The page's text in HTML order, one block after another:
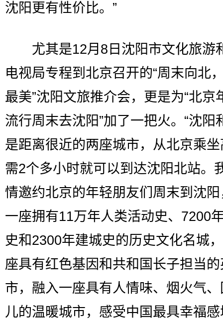
沈阳更有性价比。”
尤其是12月8日沈阳市文化旅游
电视局专程到北京召开的“周末向北
最美”沈阳文旅推介会，更是为“北京
流行周末去沈阳”加了一把火。“沈阳
是距离很近的两座城市，从北京乘
需2个多小时就可以到达沈阳北站。
情邀约北京的年轻朋友们周末到沈
一座拥有11万年人类活动史、7200
史和2300年建城史的历史文化名城
座具有红色基因和共和国长子担当
市，融入一座具有人情味、烟火气
儿的温暖城市，感受中国最具幸福感